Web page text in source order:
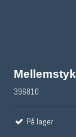
396810
På lager